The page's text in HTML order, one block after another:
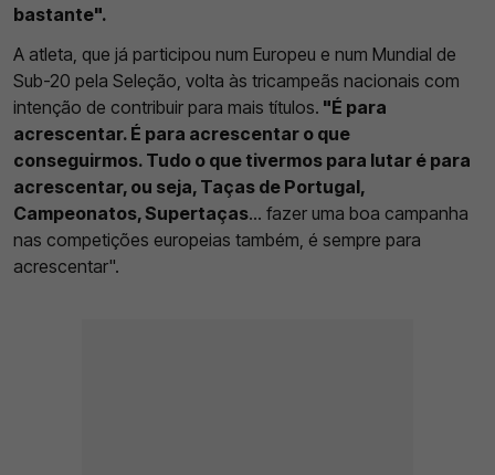
bastante".
A atleta, que já participou num Europeu e num Mundial de
Sub-20 pela Seleção, volta às tricampeãs nacionais com
intenção de contribuir para mais títulos. "É para
acrescentar. É para acrescentar o que
conseguirmos. Tudo o que tivermos para lutar é para
acrescentar, ou seja, Taças de Portugal,
Campeonatos, Supertaças... fazer uma boa campanha
nas competições europeias também, é sempre para
acrescentar".